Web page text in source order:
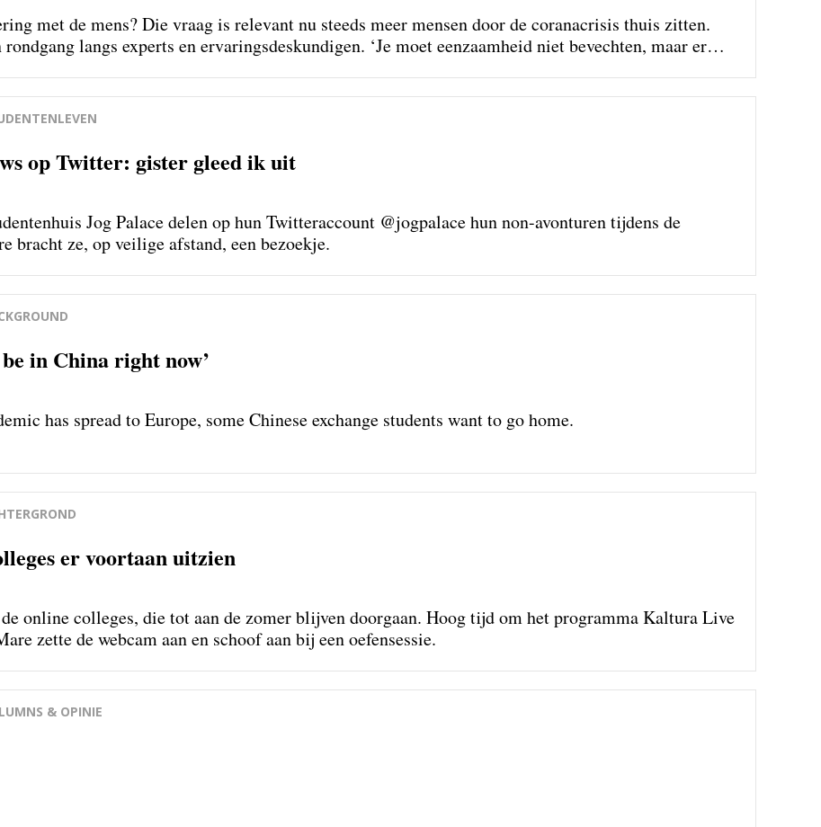
met de mens? Die vraag is relevant nu steeds meer mensen door de coranacrisis thuis zitten.
langs experts en ervaringsdeskundigen. ‘Je moet eenzaamheid niet bevechten, maar er
op Twitter: gister gleed ik uit
Jog Palace delen op hun Twitteraccount @jogpalace hun non-avonturen tijdens de
bracht ze, op veilige afstand, een bezoekje.
in China right now’
has spread to Europe, some Chinese exchange students want to go home.
er voortaan uitzien
online colleges, die tot aan de zomer blijven doorgaan. Hoog tijd om het programma Kaltura Live
zette de webcam aan en schoof aan bij een oefensessie.
& OPINIE